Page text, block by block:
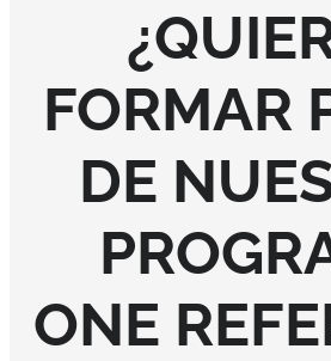
FORMAR
DE
ONE